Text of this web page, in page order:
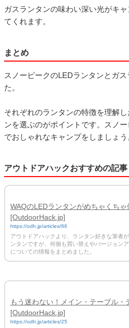
ガスランタンの味わい深い光がキ
てくれます。
まとめ
スノーピークのLEDランタンとガ
た。
それぞれのランタンの特徴を理解
ンを選ぶのがポイントです。スノ
でおしゃれなキャンプをしましょう
アウトドアハックおすすめの記事
WAQのLEDランタンがめちゃくち
[OutdoorHack.jp]
https://odh.jp/articles/66
アウトドアハックより、ランタン好きな筆者
ンタンですが、何個も買い替えやバージョン
についての情報をまとめました。
もう迷わない！メイン・テーブル・
[OutdoorHack.jp]
https://odh.jp/articles/25